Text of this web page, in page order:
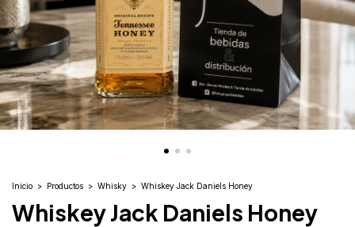
Inicio > Productos > Whisky > Whiskey Jack Daniels Honey
Whiskey Jack Daniels Honey